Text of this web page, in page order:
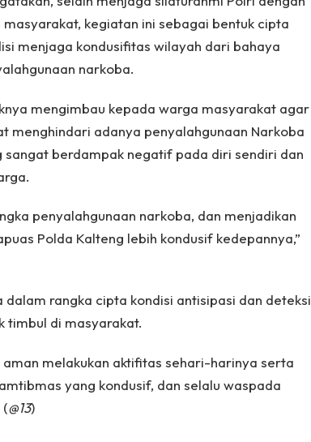
masyarakat, kegiatan ini sebagai bentuk cipta
menjaga kondusifitas wilayah dari bahaya
narkoba.
mengimbau kepada warga masyarakat agar
menghindari adanya penyalahgunaan Narkoba
sangat berdampak negatif pada diri sendiri dan
penyalahgunaan narkoba, dan menjadikan
Polda Kalteng lebih kondusif kedepannya,”
rangka cipta kondisi antisipasi dan deteksi
timbul di masyarakat.
melakukan aktifitas sehari-harinya serta
yang kondusif, dan selalu waspada
@13)